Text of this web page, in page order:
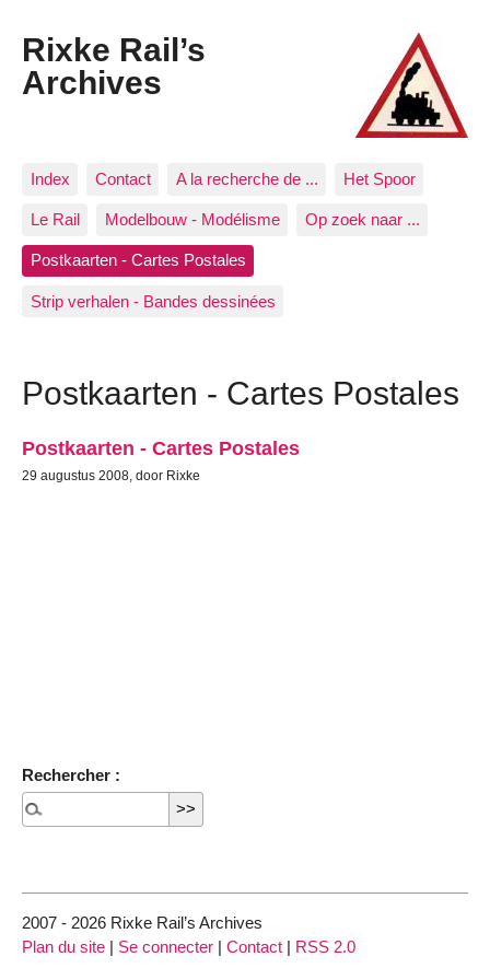
Rixke Rail’s
Archives
Index Contact A la recherche de ... Het Spoor
Le Rail Modelbouw - Modélisme Op zoek naar ...
Postkaarten - Cartes Postales
Strip verhalen - Bandes dessinées
Postkaarten - Cartes Postales
Postkaarten - Cartes Postales
29 augustus 2008, door Rixke
Rechercher :
2007 - 2026 Rixke Rail’s Archives
Plan du site | Se connecter | Contact | RSS 2.0